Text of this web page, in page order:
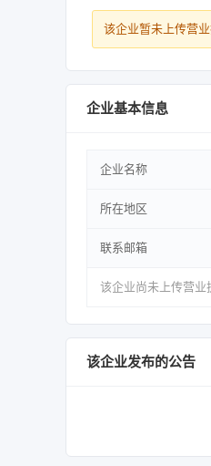
该企业暂未上传营
企业基本信息
企业名称
所在地区
联系邮箱
该企业尚未上传营业
该企业发布的公告